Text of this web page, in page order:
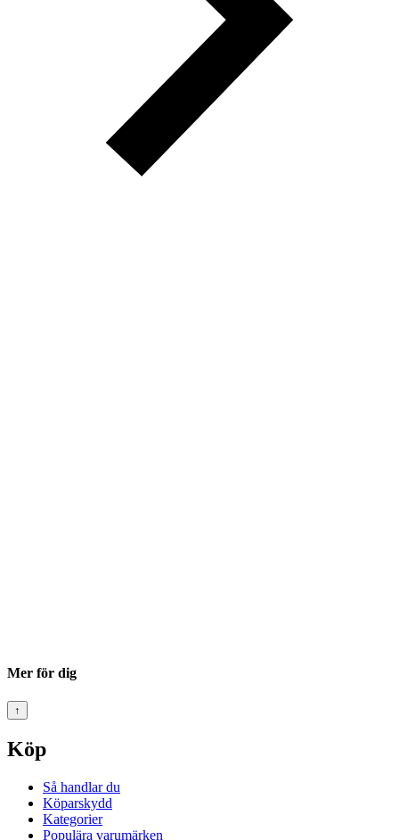
Mer för dig
↑
Köp
Så handlar du
Köparskydd
Kategorier
Populära varumärken